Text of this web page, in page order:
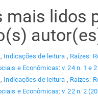
mais lidos
Indicações de leitura , Raízes:
e Econômicas: v. 24 n. 1 e
Indicações de leitura , Raízes:
e Econômicas: v. 22 n. 2